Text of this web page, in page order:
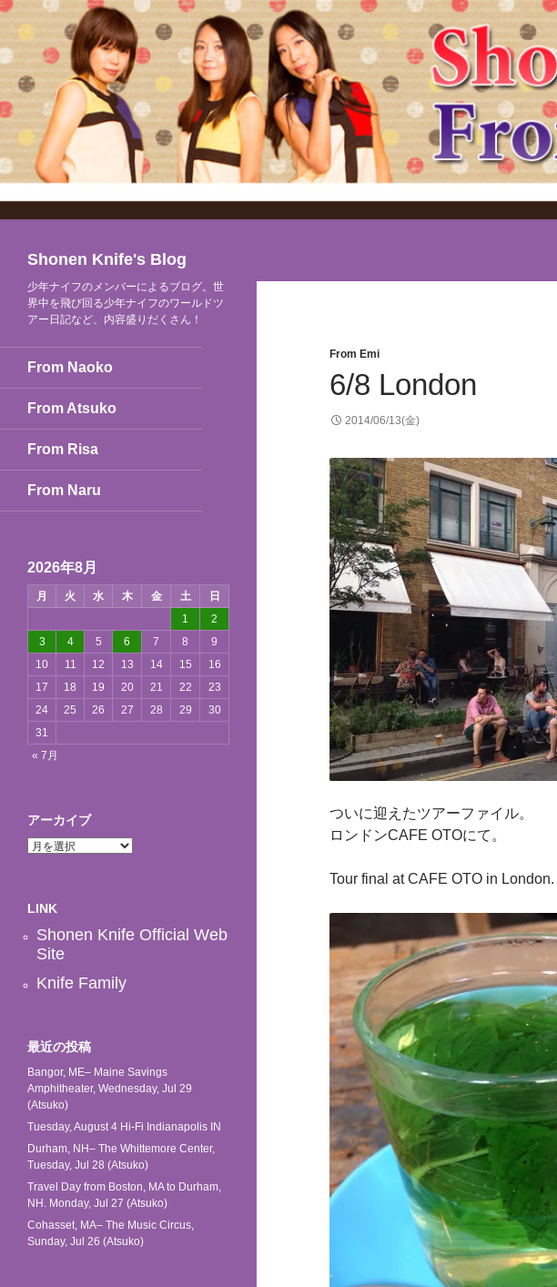
Shonen Knife's Blog
From Emi
6/8 London
2014/06/13(金)
ついに迎えたツアーファイル。
ロンドンCAFE OTOにて。
Tour final at CAFE OTO in London.
少年ナイフのメンバーによるブログ。世
界中を飛び回る少年ナイフのワールドツ
アー日記など、内容盛りだくさん！
From Naoko
From Atsuko
From Risa
From Naru
2026年8月
月 火 水 木 金 土
日
1
2
3
4 5 6 7 8
9
10
11 12 13 14 15
16
17
18 19 20 21 22
23
24
25 26 27 28 29
30
31
« 7月
アーカイブ
ア
ブ
LINK
Shonen Knife Official Web
Site
Knife Family
最近の投稿
Bangor, ME– Maine Savings
Amphitheater, Wednesday, Jul 29
(Atsuko)
Tuesday, August 4 Hi-Fi Indianapolis IN
Durham, NH– The Whittemore Center,
Tuesday, Jul 28 (Atsuko)
Travel Day from Boston, MA to Durham,
NH. Monday, Jul 27 (Atsuko)
Cohasset, MA– The Music Circus,
Sunday, Jul 26 (Atsuko)